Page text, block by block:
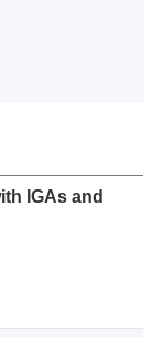
IGAs and